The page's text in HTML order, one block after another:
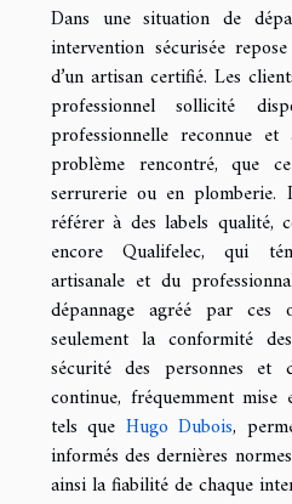
Dans une situation de
intervention sécurisée
d’un artisan certifié. Les
professionnel sollicité
professionnelle reconnue
problème rencontré, que
serrurerie ou en plomberie.
référer à des labels qualité,
encore Qualifelec, qui
artisanale et du
dépannage agréé par ces
seulement la conformité
sécurité des personnes et
continue, fréquemment
tels que Hugo Dubois,
informés des dernières
ainsi la fiabilité de chaque